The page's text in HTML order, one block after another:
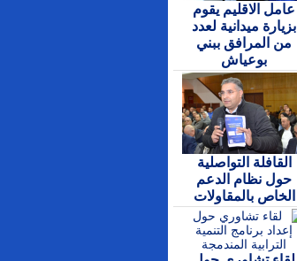
عامل الاقليم يقوم
بزيارة ميدانية لعدد
من المرافق ببني
بوعياش
القافلة التواصلية
حول نظام الدعم
الخاص بالمقاولات